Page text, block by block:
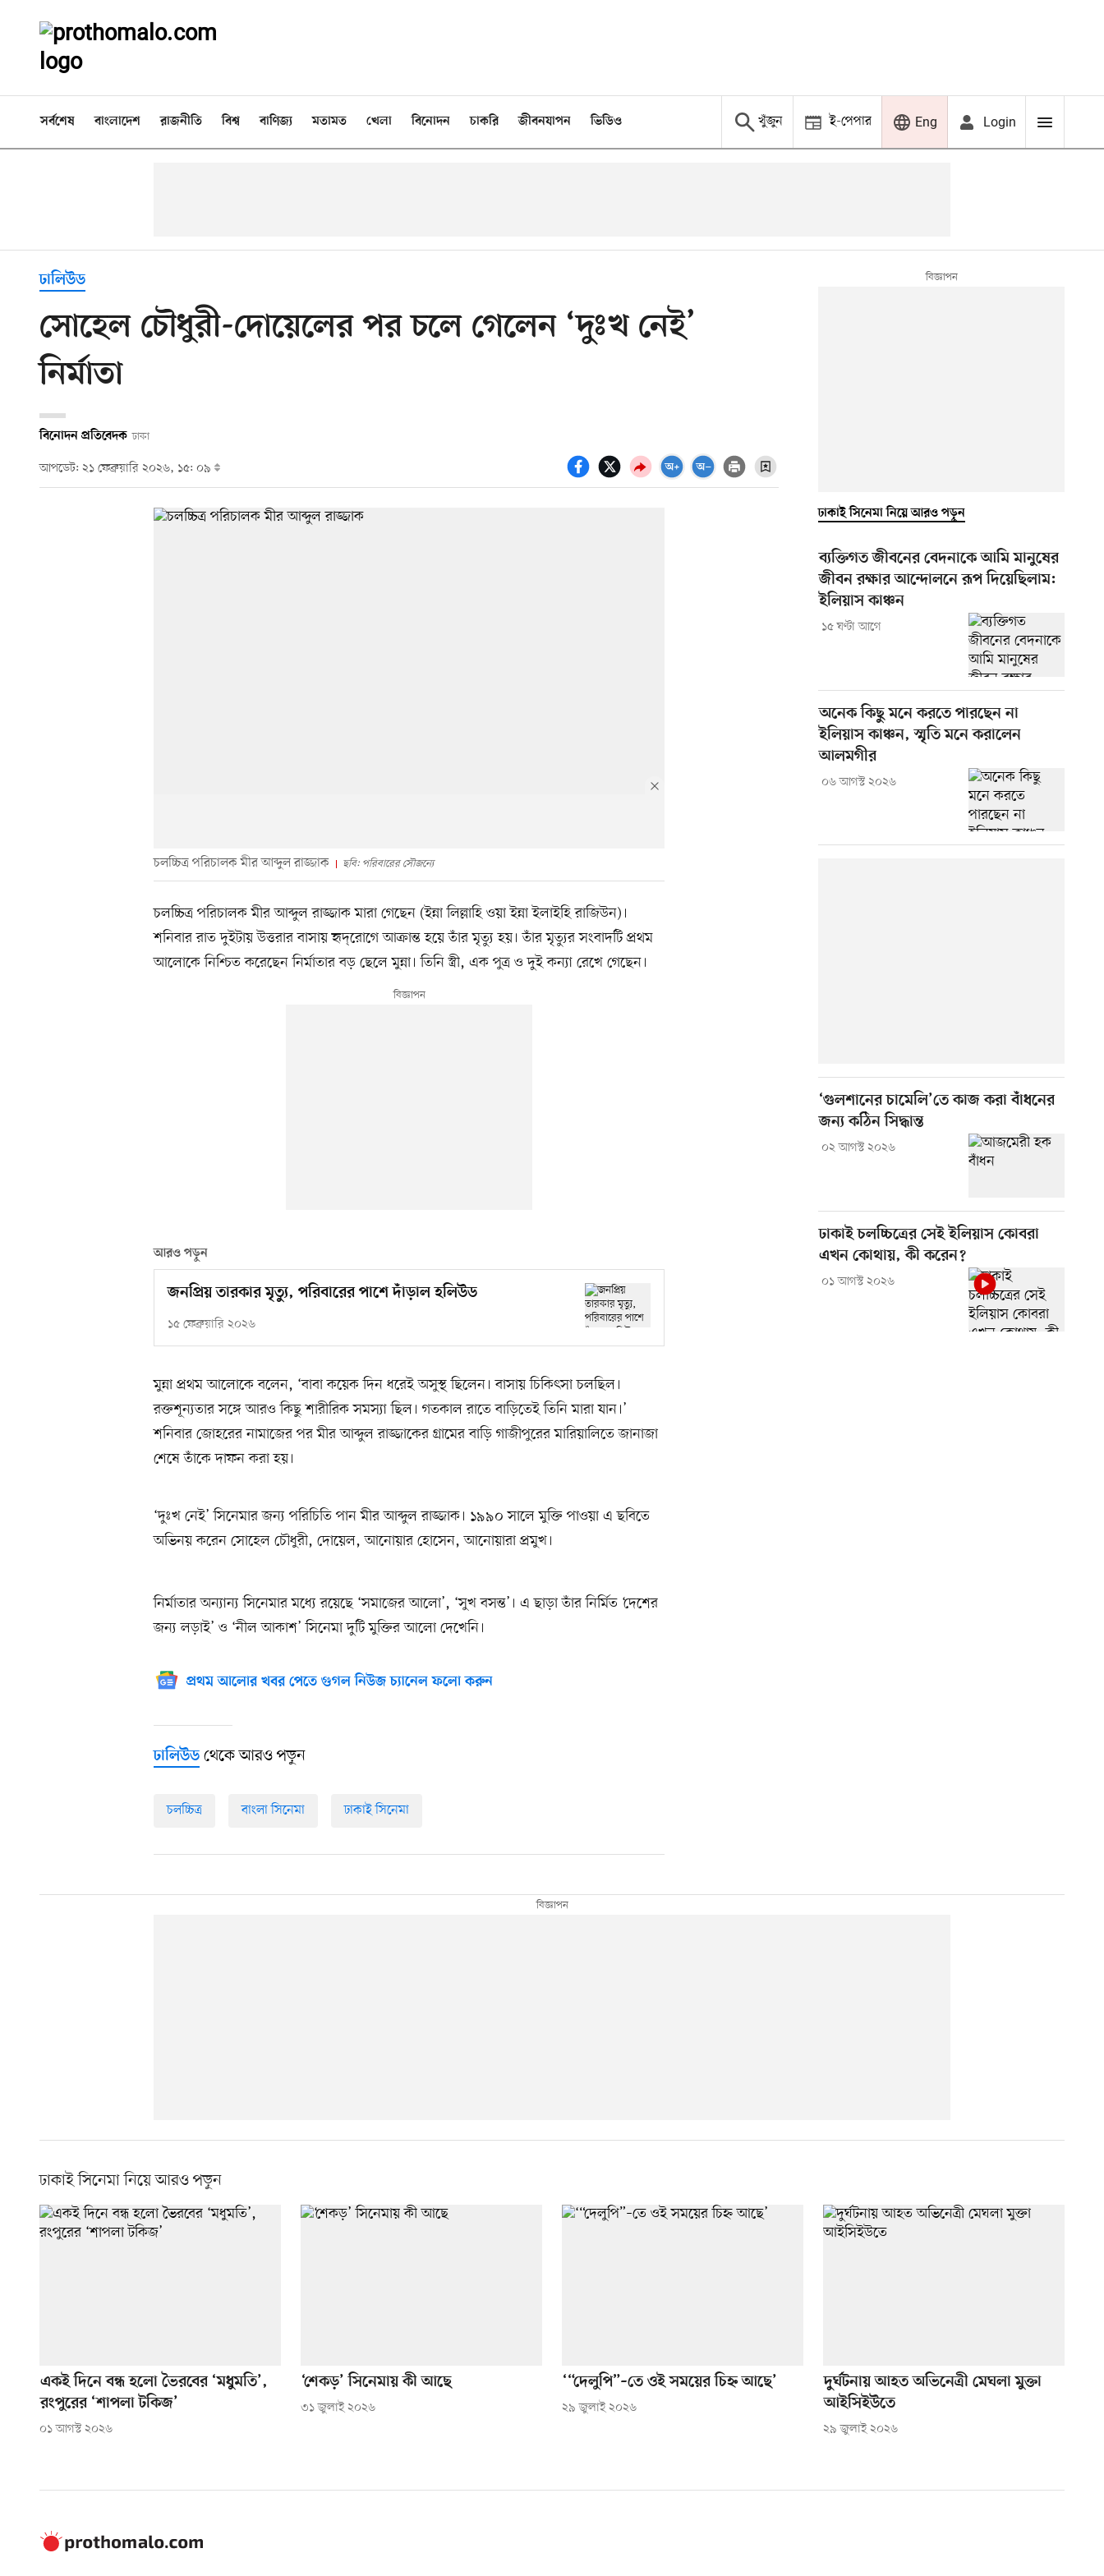
সর্বশেষ বাংলাদেশ রাজনীতি বিশ্ব বাণিজ্য মতামত খেলা বিনোদন চাকরি জীবনযাপন ভিডিও খুঁজুন ই-পেপার Eng Login
ঢালিউড
সোহেল চৌধুরী-দোয়েলের পর চলে গেলেন ‘দুঃখ নেই’
নির্মাতা
বিনোদন প্রতিবেদক ঢাকা
আপডেট: ২১ ফেব্রুয়ারি ২০২৬, ১৫: ০৯
চলচ্চিত্র পরিচালক মীর আব্দুল রাজ্জাক ছবি: পরিবারের সৌজন্যে
চলচ্চিত্র পরিচালক মীর আব্দুল রাজ্জাক মারা গেছেন (ইন্না লিল্লাহি ওয়া ইন্না ইলাইহি রাজিউন)।
শনিবার রাত দুইটায় উত্তরার বাসায় হৃদ্‌রোগে আক্রান্ত হয়ে তাঁর মৃত্যু হয়। তাঁর মৃত্যুর সংবাদটি প্রথম
আলোকে নিশ্চিত করেছেন নির্মাতার বড় ছেলে মুন্না। তিনি স্ত্রী, এক পুত্র ও দুই কন্যা রেখে গেছেন।
আরও পড়ুন
জনপ্রিয় তারকার মৃত্যু, পরিবারের পাশে দাঁড়াল হলিউড
১৫ ফেব্রুয়ারি ২০২৬
মুন্না প্রথম আলোকে বলেন, ‘বাবা কয়েক দিন ধরেই অসুস্থ ছিলেন। বাসায় চিকিৎসা চলছিল।
রক্তশূন্যতার সঙ্গে আরও কিছু শারীরিক সমস্যা ছিল। গতকাল রাতে বাড়িতেই তিনি মারা যান।’
শনিবার জোহরের নামাজের পর মীর আব্দুল রাজ্জাকের গ্রামের বাড়ি গাজীপুরের মারিয়ালিতে জানাজা
শেষে তাঁকে দাফন করা হয়।
‘দুঃখ নেই’ সিনেমার জন্য পরিচিতি পান মীর আব্দুল রাজ্জাক। ১৯৯০ সালে মুক্তি পাওয়া এ ছবিতে
অভিনয় করেন সোহেল চৌধুরী, দোয়েল, আনোয়ার হোসেন, আনোয়ারা প্রমুখ।
নির্মাতার অন্যান্য সিনেমার মধ্যে রয়েছে ‘সমাজের আলো’, ‘সুখ বসন্ত’। এ ছাড়া তাঁর নির্মিত ‘দেশের
জন্য লড়াই’ ও ‘নীল আকাশ’ সিনেমা দুটি মুক্তির আলো দেখেনি।
প্রথম আলোর খবর পেতে গুগল নিউজ চ্যানেল ফলো করুন
ঢালিউড থেকে আরও পড়ুন
চলচ্চিত্র বাংলা সিনেমা ঢাকাই সিনেমা
ঢাকাই সিনেমা নিয়ে আরও পড়ুন
ব্যক্তিগত জীবনের বেদনাকে আমি মানুষের
জীবন রক্ষার আন্দোলনে রূপ দিয়েছিলাম:
ইলিয়াস কাঞ্চন
১৫ ঘণ্টা আগে
অনেক কিছু মনে করতে পারছেন না
ইলিয়াস কাঞ্চন, স্মৃতি মনে করালেন
আলমগীর
০৬ আগস্ট ২০২৬
‘গুলশানের চামেলি’তে কাজ করা বাঁধনের
জন্য কঠিন সিদ্ধান্ত
০২ আগস্ট ২০২৬
ঢাকাই চলচ্চিত্রের সেই ইলিয়াস কোবরা
এখন কোথায়, কী করেন?
০১ আগস্ট ২০২৬
ঢাকাই সিনেমা নিয়ে আরও পড়ুন
একই দিনে বন্ধ হলো ভৈরবের ‘মধুমতি’,
রংপুরের ‘শাপলা টকিজ’
০১ আগস্ট ২০২৬
‘শেকড়’ সিনেমায় কী আছে
৩১ জুলাই ২০২৬
‘“দেলুপি”–তে ওই সময়ের চিহ্ন আছে’
২৯ জুলাই ২০২৬
দুর্ঘটনায় আহত অভিনেত্রী মেঘলা মুক্তা
আইসিইউতে
২৯ জুলাই ২০২৬